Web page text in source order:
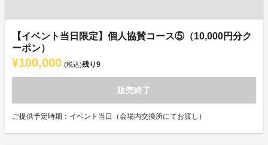
【イベント当日限定】個人協賛コース⑤（10,000円分ク
ーポン）
¥100,000 (税込)残り9
販売終了
ご提供予定時期：イベント当日（会場内交換所にてお渡し）